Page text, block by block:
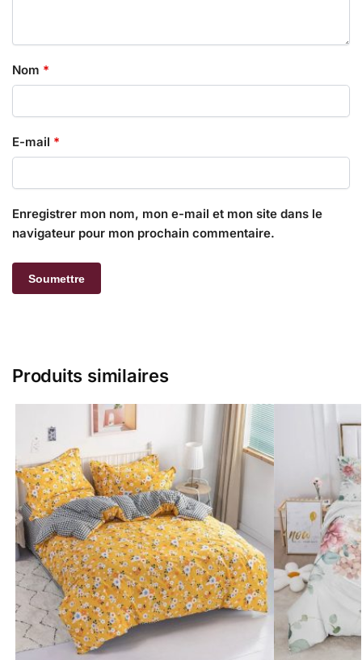
Nom *
E-mail *
Enregistrer mon nom, mon e-mail et mon site dans le
navigateur pour mon prochain commentaire.
Produits similaires